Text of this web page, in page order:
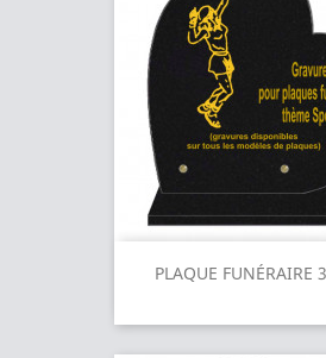
PLAQUE FUNÉRAIRE